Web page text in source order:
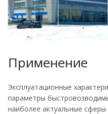
Применение
Эксплуатационные
параметры
наиболее актуальные сферы